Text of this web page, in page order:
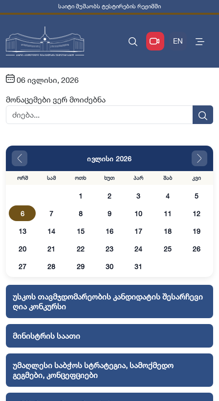
საიტი მუშაობს ტესტირების რეჟიმში
EN
06 ივლისი, 2026
მონაცემები ვერ მოიძებნა
ივლისი 2026
ორშ სამ ოთხ ხუთ პარ შაბ კვი
1 2 3 4 5
6 7 8 9 10 11 12
13 14 15 16 17 18 19
20 21 22 23 24 25 26
27 28 29 30 31
უსკოს თავმჯდომარეობის კანდიდატის შესარჩევი
ღია კონკურსი
მინისტრის საათი
უმაღლესი საბჭოს სტრატეგია, სამოქმედო
გეგმები, კონცეფციები